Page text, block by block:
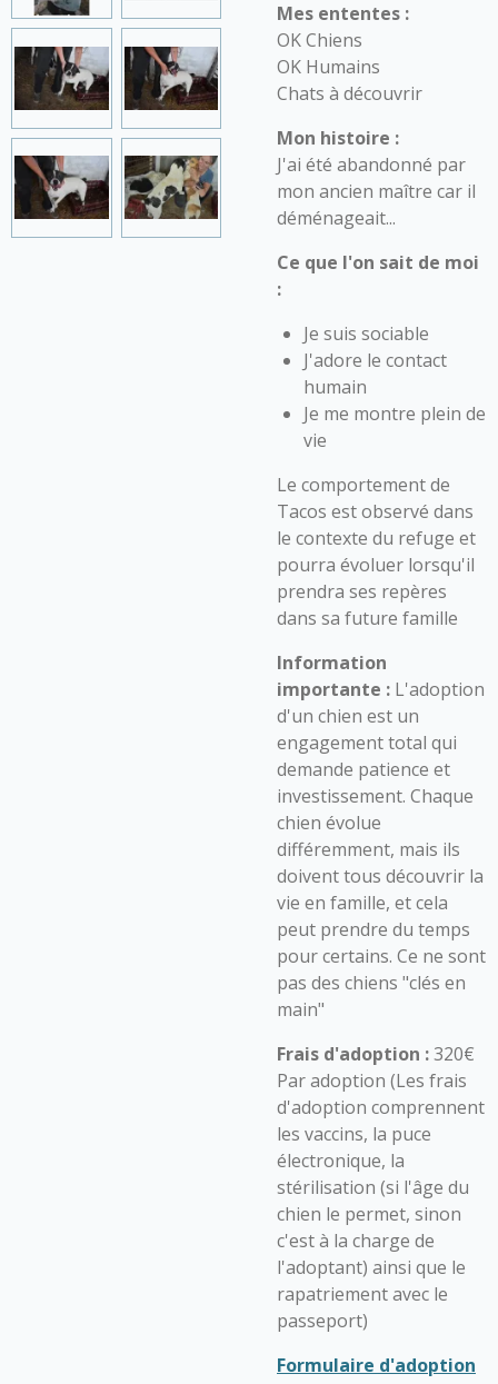
Mes ententes :
OK Chiens
OK Humains
Chats à découvrir
Mon histoire :
J'ai été abandonné par
mon ancien maître car il
déménageait...
Ce que l'on sait de moi
:
Je suis sociable
J'adore le contact
humain
Je me montre plein de
vie
Le comportement de
Tacos est observé dans
le contexte du refuge et
pourra évoluer lorsqu'il
prendra ses repères
dans sa future famille
Information
importante : L'adoption
d'un chien est un
engagement total qui
demande patience et
investissement. Chaque
chien évolue
différemment, mais ils
doivent tous découvrir la
vie en famille, et cela
peut prendre du temps
pour certains. Ce ne sont
pas des chiens "clés en
main"
Frais d'adoption :320€
Par adoption (Les frais
d'adoption comprennent
les vaccins, la puce
électronique, la
stérilisation (si l'âge du
chien le permet, sinon
c'est à la charge de
l'adoptant) ainsi que le
rapatriement avec le
passeport)
Formulaire d'adoption